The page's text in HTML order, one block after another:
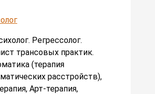
Регрессолог.
трансовых практик.
(терапия
расстройств),
Арт-терапия,